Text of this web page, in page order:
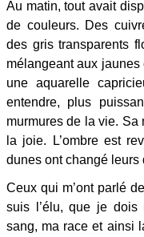
Au matin, tout avait
de couleurs. Des
des gris transparents
mélangeant aux
une aquarelle
entendre, plus
murmures de la vie. Sa
la joie. L’ombre est
dunes ont changé
Ceux qui m’ont parlé
suis l’élu, que je dois
sang, ma race et ainsi